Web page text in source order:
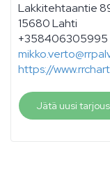
Lakkitehtaantie
15680 Lahti
+358406305995
https://
Jätä uusi